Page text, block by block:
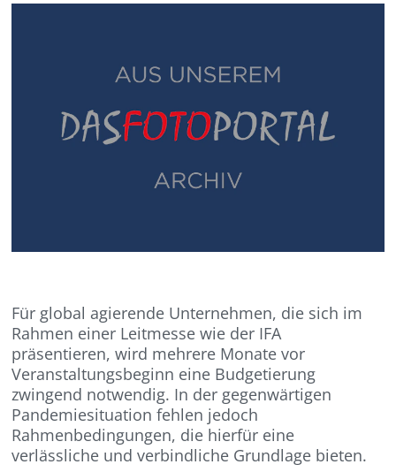
Für global agierende Unternehmen, die sich im
Rahmen einer Leitmesse wie der IFA
präsentieren, wird mehrere Monate vor
Veranstaltungsbeginn eine Budgetierung
zwingend notwendig. In der gegenwärtigen
Pandemiesituation fehlen jedoch
Rahmenbedingungen, die hierfür eine
verlässliche und verbindliche Grundlage bieten.